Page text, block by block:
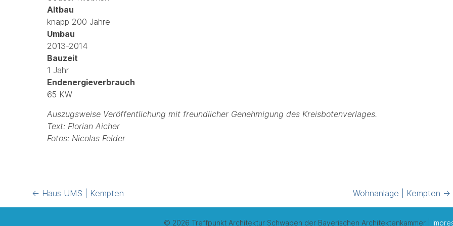
Altbau
knapp 200 Jahre
Umbau
2013-2014
Bauzeit
1 Jahr
Endenergieverbrauch
65 KW
Auszugsweise Veröffentlichung mit freundlicher Genehmigung des Kreisbotenverlages.
Text: Florian Aicher
Fotos: Nicolas Felder
Post
← Haus UMS | Kempten Wohnanlage | Kempten →
© 2026 Treffpunkt Architektur Schwaben der Bayerischen Architektenkammer |